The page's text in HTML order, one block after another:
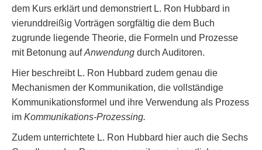
dem Kurs erklärt und demonstriert L. Ron Hubbard in
vierunddreißig Vorträgen sorgfältig die dem Buch
zugrunde liegende Theorie, die Formeln und Prozesse
mit Betonung aufAnwendung durch Auditoren.
Hier beschreibt L. Ron Hubbard zudem genau die
Mechanismen der Kommunikation, die vollständige
Kommunikationsformel und ihre Verwendung als Prozess
im Kommunikations-Prozessing.
Zudem unterrichtete L. Ron Hubbard hier auch die Sechs